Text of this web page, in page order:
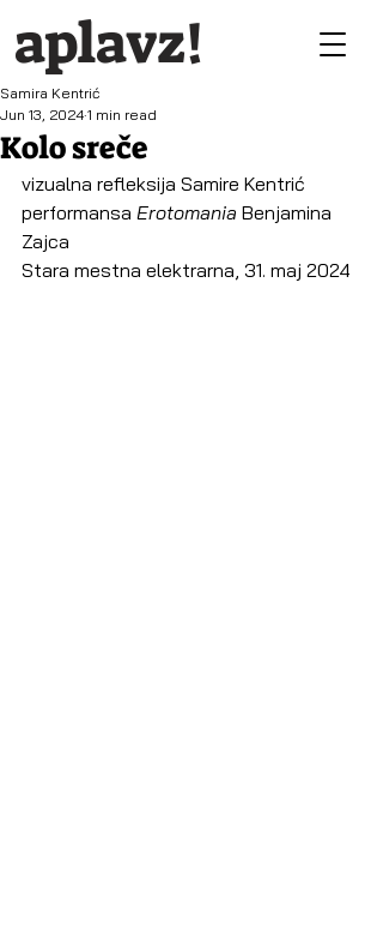
aplavz!
Kolo sreče
Samira Kentrić
Jun 13, 2024 1 min read
vizualna refleksija Samire Kentrić
performansa Erotomania Benjamina
Zajca
Stara mestna elektrarna, 31. maj 2024